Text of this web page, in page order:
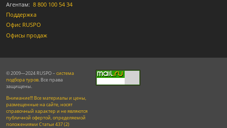
Агентам: 8 800 100 54 34
Поддержка
Офис RUSPO
Офисы продаж
© 2009—2024 RUSPO – система
подбора туров . Все права
защищены.
Внимание!!! Все материалы и цены,
размещенные на сайте, носят
справочный характер и не являются
публичной офертой, определяемой
положениями Статьи 437 (2)